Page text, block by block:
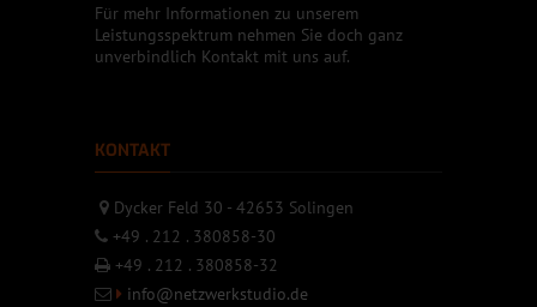
Für mehr Informationen zu unserem
Leistungsspektrum nehmen Sie doch ganz
unverbindlich Kontakt mit uns auf.
KONTAKT
Dycker Feld 30 - 42653 Solingen
+49 . 212 . 380858-30
+49 . 212 . 380858-32
info@netzwerkstudio.de